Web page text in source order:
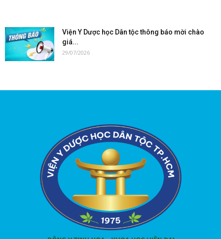
Viện Y Dược học Dân tộc thông báo mời chào
giá...
29/07/2026